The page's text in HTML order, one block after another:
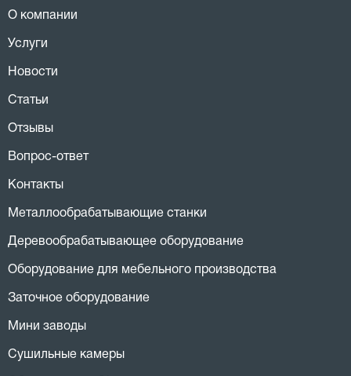
О компании
Услуги
Новости
Статьи
Отзывы
Вопрос-ответ
Контакты
Металлообрабатывающие станки
Деревообрабатывающее оборудование
Оборудование для мебельного производства
Заточное оборудование
Мини заводы
Сушильные камеры